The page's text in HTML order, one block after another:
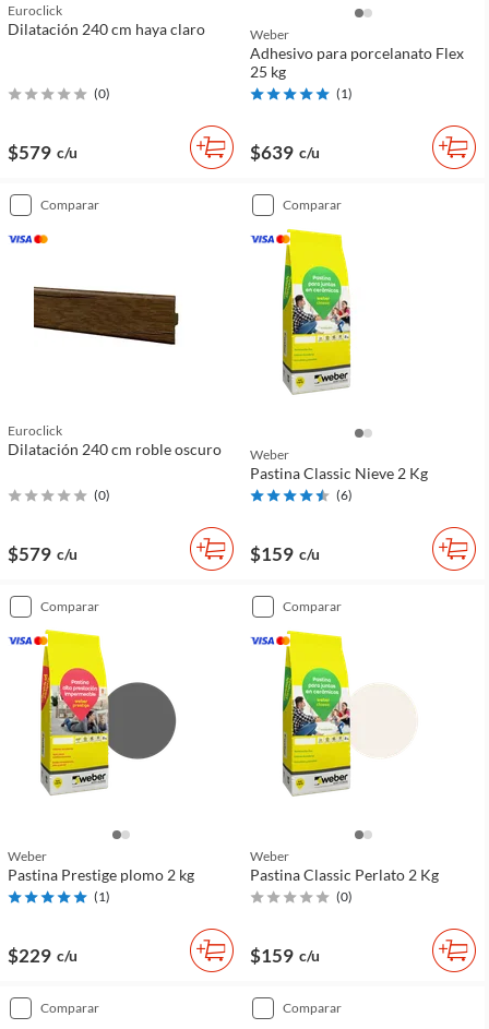
Euroclick
Dilatación 240 cm haya claro
(0)
$579 c/u
Weber
Adhesivo para porcelanato Flex
25 kg
(1)
$639 c/u
comparar
Euroclick
Dilatación 240 cm roble oscuro
(0)
$579 c/u
comparar
Weber
Pastina Classic Nieve 2 Kg
(6)
$159 c/u
comparar
Weber
Pastina Prestige plomo 2 kg
(1)
$229 c/u
comparar
Weber
Pastina Classic Perlato 2 Kg
(0)
$159 c/u
comparar comparar